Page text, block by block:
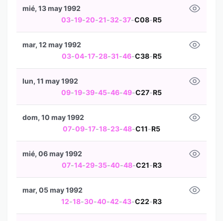
03-19-20-21-32-37-C08-R5
mié, 13 may 1992
03-04-17-28-31-46-C38-R5
mar, 12 may 1992
09-19-39-45-46-49-C27-R5
lun, 11 may 1992
07-09-17-18-23-48-C11-R5
dom, 10 may 1992
07-14-29-35-40-48-C21-R3
mié, 06 may 1992
12-18-30-40-42-43-C22-R3
mar, 05 may 1992